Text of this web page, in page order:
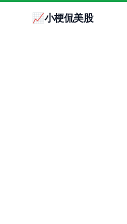
📈小梗侃美股